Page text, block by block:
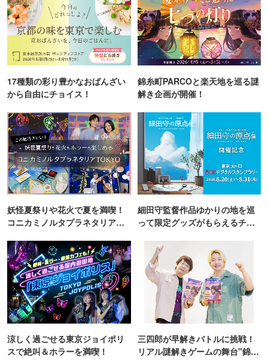
17種類の彩り豊かなおばんざい
から自由にチョイス！
錦糸町PARCOと楽天地を巡る謎
解き企画が開催！
妖怪夏祭りや花火で夏を満喫！
コニカミノルタプラネタリア
細田守監督作品ゆかりの地を巡
って限定グッズがもらえるチャ
涼しく過ごせる東京ジョイポリ
スで絶叫＆ホラーを満喫！
三四郎が早解きバトルに挑戦！
リアル謎解きゲームの舞台"錦糸